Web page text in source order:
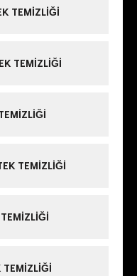
TEMIZLIĞI
TEMIZLIĞI
TEMIZLIĞI
TEMIZLIĞI